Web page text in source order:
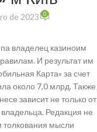
de 2023 0
владелец казиноим
И результат им
Карта» за счет
около 7,0 млрд. Также
зависит не только от
Редакция не
толкования мысли